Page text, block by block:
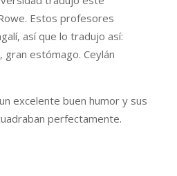
Estos profesores
así que lo tradujo así:
gran estómago. Ceylán
excelente buen humor y sus
perfectamente.